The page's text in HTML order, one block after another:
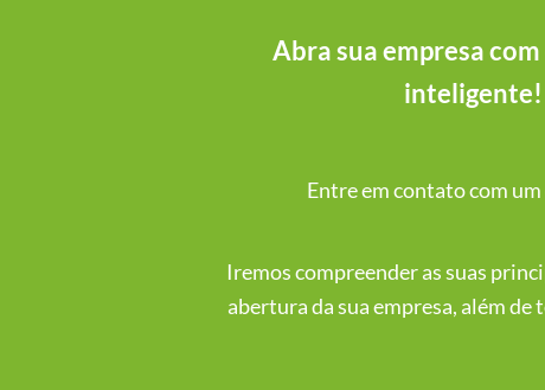
Abra sua empresa
inteligente!
Entre em contato com
Iremos compreender as suas
abertura da sua empresa, além de